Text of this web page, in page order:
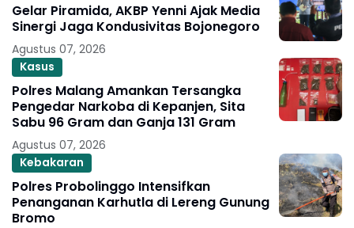
Gelar Piramida, AKBP Yenni Ajak Media
Sinergi Jaga Kondusivitas Bojonegoro
Agustus 07, 2026
Kasus
Polres Malang Amankan Tersangka
Pengedar Narkoba di Kepanjen, Sita
Sabu 96 Gram dan Ganja 131 Gram
Agustus 07, 2026
Kebakaran
Polres Probolinggo Intensifkan
Penanganan Karhutla di Lereng Gunung
Bromo